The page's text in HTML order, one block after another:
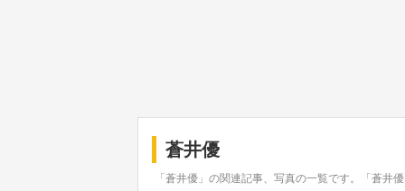
蒼井優
「蒼井優」の関連記事、写真の一覧です。「蒼井